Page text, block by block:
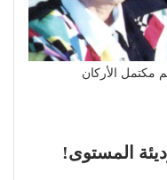
مكتمل الأركان
المستوى!